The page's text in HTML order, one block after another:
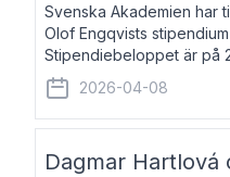
Svenska Akademien har
Olof Engqvists
Stipendiebeloppet är på
född 1978, är journalist
numera i Paris men var
2026-04-08
Dagmar Hartlová